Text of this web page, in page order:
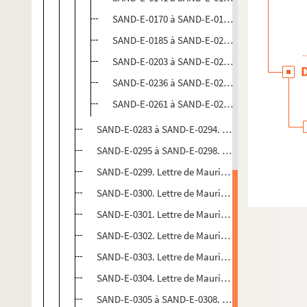
SAND-E-0170 à SAND-E-0184. Ensemble de
SAND-E-0185 à SAND-E-0202. Ensemble de
SAND-E-0203 à SAND-E-0235. Ensemble de
SAND-E-0236 à SAND-E-0260. Ensemble de
SAND-E-0261 à SAND-E-0281. Ensemble de
SAND-E-0283 à SAND-E-0294. Lettres de Maurice
SAND-E-0295 à SAND-E-0298. Lettres de Maurice
SAND-E-0299. Lettre de Maurice Dupin à
SAND-E-0300. Lettre de Maurice Dupin à Le
SAND-E-0301. Lettre de Maurice Dupin à Monsieur
SAND-E-0302. Lettre de Maurice Dupin à Beaumont
SAND-E-0303. Lettre de Maurice Dupin à Auguste
SAND-E-0304. Lettre de Maurice Dupin à
SAND-E-0305 à SAND-E-0308. Quatre fragments